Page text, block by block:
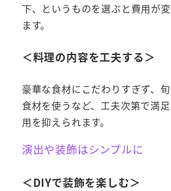
下、というものを選ぶと費用が
ます。
＜料理の内容を工夫する＞
豪華な食材にこだわりすぎず、
食材を使うなど、工夫次第で満
用を抑えられます。
演出や装飾はシンプルに
＜DIYで装飾を楽しむ＞